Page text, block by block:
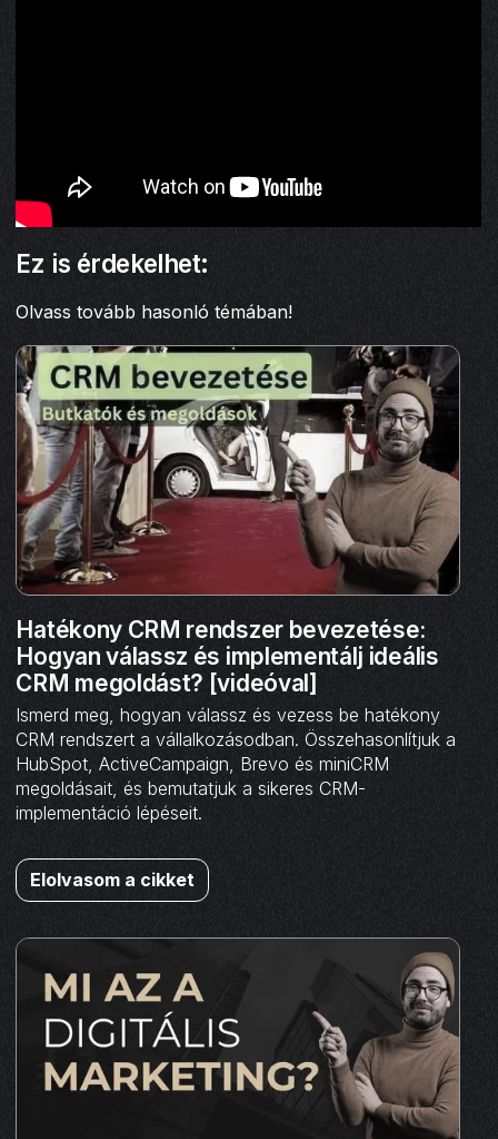
Ez is érdekelhet:
Olvass tovább hasonló témában!
Hatékony CRM rendszer bevezetése:
Hogyan válassz és implementálj ideális
CRM megoldást? [videóval]
Ismerd meg, hogyan válassz és vezess be hatékony
CRM rendszert a vállalkozásodban. Összehasonlítjuk a
HubSpot, ActiveCampaign, Brevo és miniCRM
megoldásait, és bemutatjuk a sikeres CRM-
implementáció lépéseit.
Elolvasom a cikket